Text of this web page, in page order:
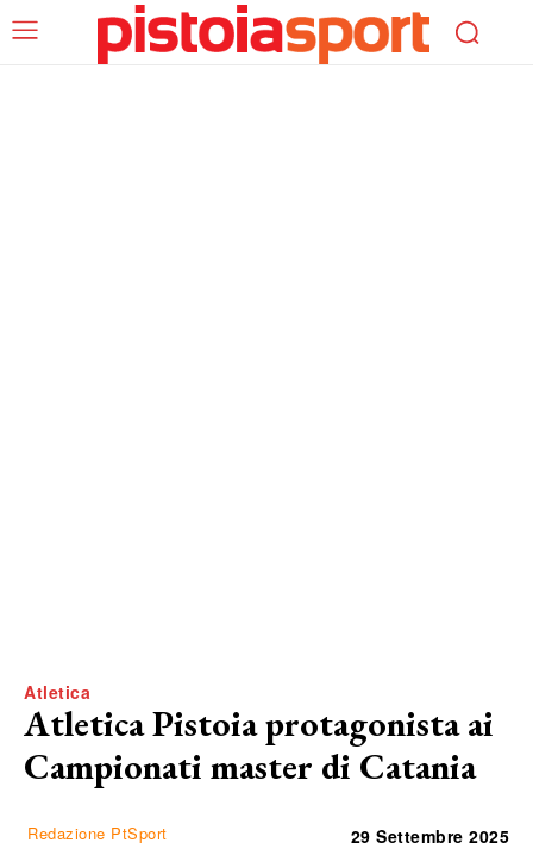
Atletica
Atletica Pistoia protagonista ai
Campionati master di Catania
Redazione PtSport 29 Settembre 2025